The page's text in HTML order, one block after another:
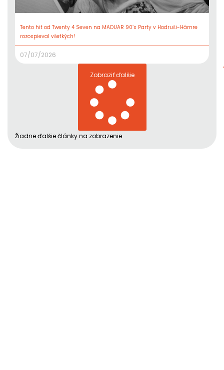
Tento hit od Twenty 4 Seven na MADUAR 90’s Party v Hodruši-Hámre
rozospieval všetkých!
07/07/2026
Zobraziť ďalšie
Žiadne ďalšie články na zobrazenie